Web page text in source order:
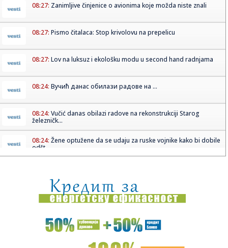
08:27: Zanimljive činjenice o avionima koje možda niste znali
08:27: Pismo čitalaca: Stop krivolovu na prepelicu
08:27: Lov na luksuz i ekološku modu u second hand radnjama
08:24: Вучић данас обилази радове на ...
08:24: Vučić danas obilazi radove na rekonstrukciji Starog
železničk...
08:24: Žene optužene da se udaju za ruske vojnike kako bi dobile
odšt...
08:18:Republika Srpska bilježi pad inflacije, šta nas očekuje u
dalj...
08:18:Fidan: Sporazum Turske, Pakistana i S. Arabije isti kao
NATO spor...